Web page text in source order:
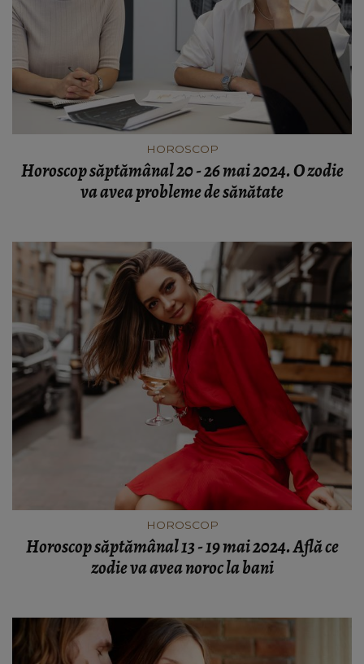
HOROSCOP
Horoscop săptămânal 20 - 26 mai 2024. O zodie
va avea probleme de sănătate
HOROSCOP
Horoscop săptămânal 13 - 19 mai 2024. Află ce
zodie va avea noroc la bani